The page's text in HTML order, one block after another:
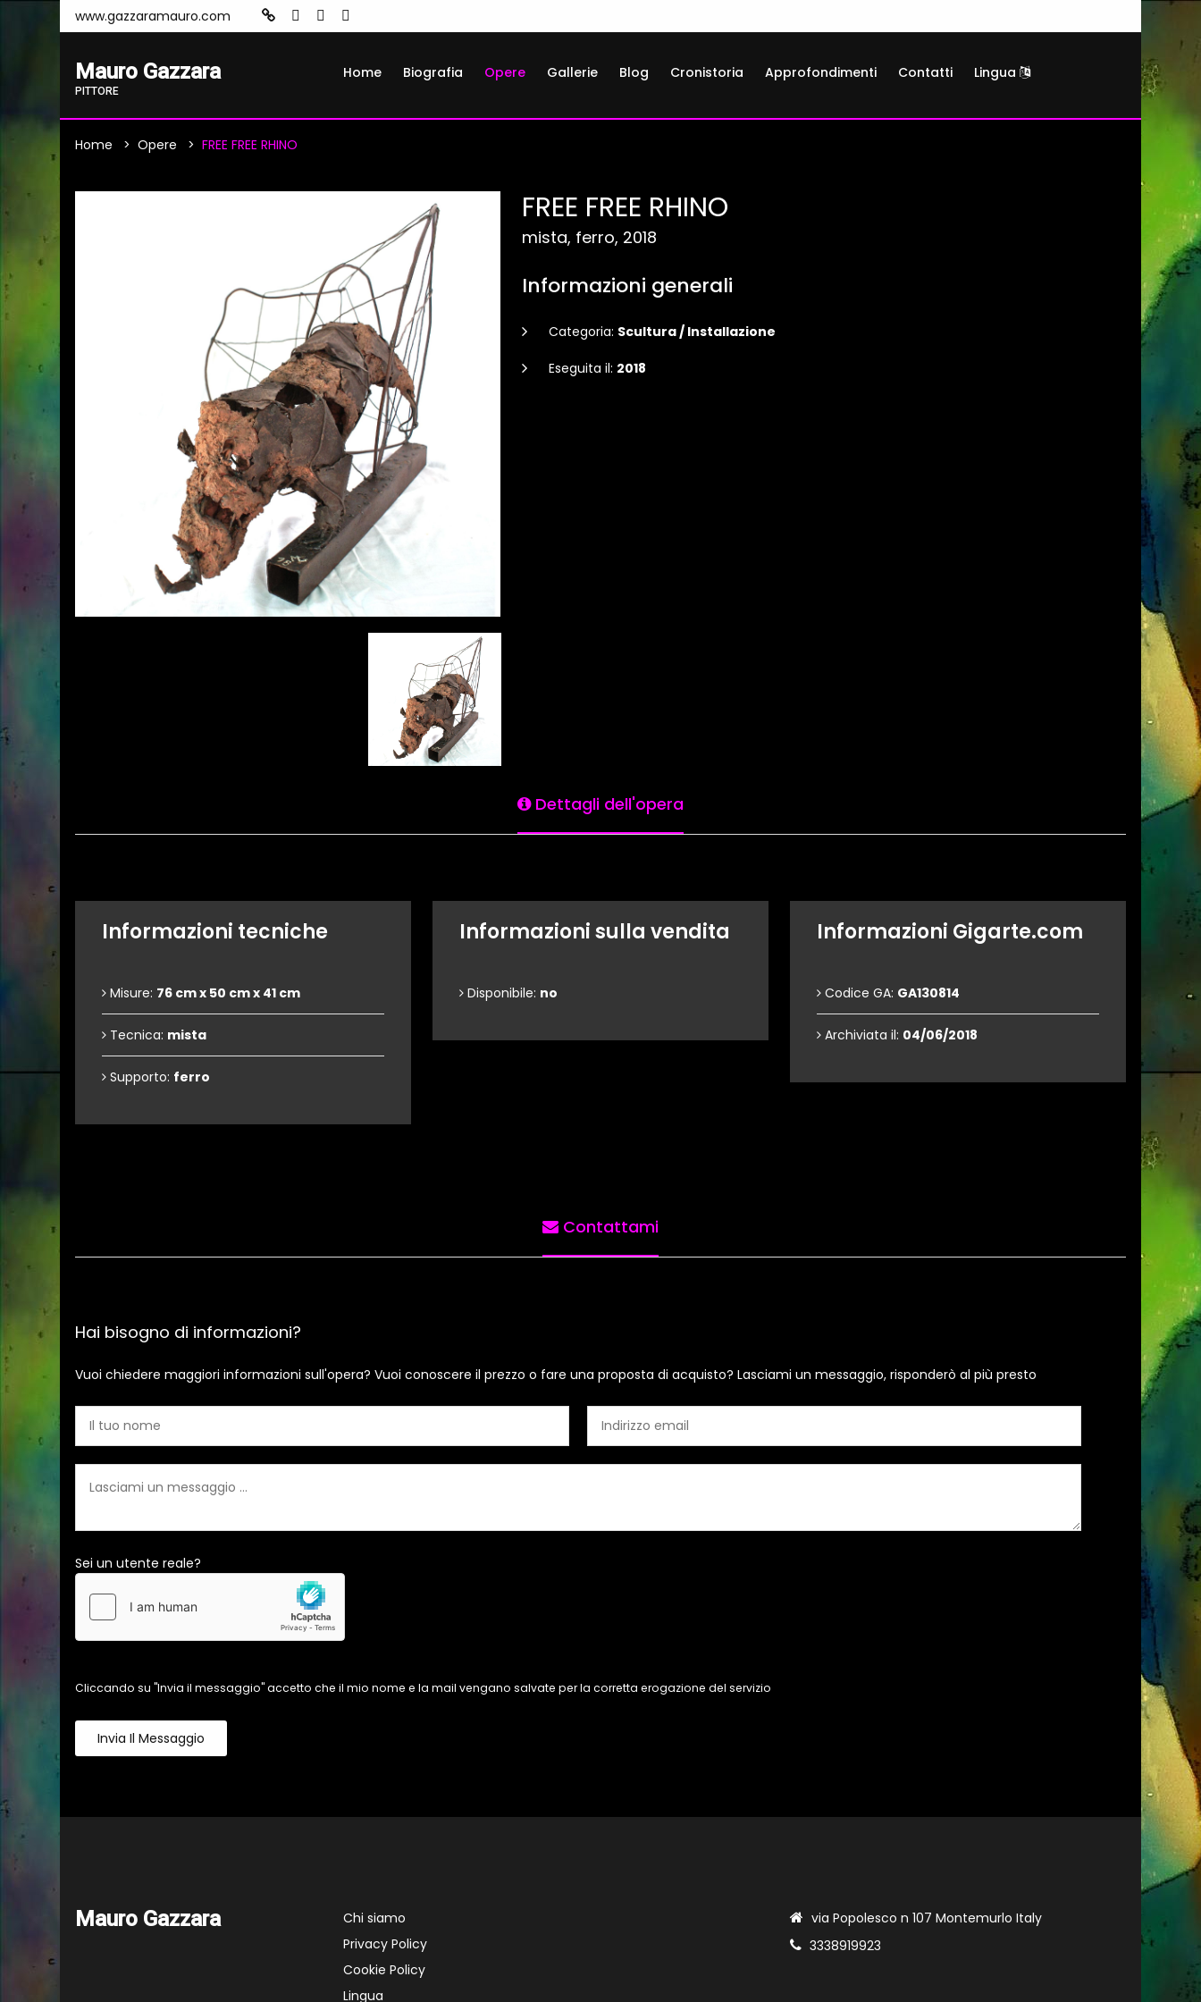
www.gazzaramauro.com
Mauro Gazzara
PITTORE
Home Biografia Opere Gallerie Blog Cronistoria Approfondimenti Contatti Lingua
Home Opere FREE FREE RHINO
FREE FREE RHINO
mista, ferro, 2018
Informazioni generali
Categoria: Scultura / Installazione
Eseguita il: 2018
Dettagli dell'opera
Informazioni tecniche
Misure: 76 cm x 50 cm x 41 cm
Tecnica: mista
Supporto: ferro
Informazioni sulla vendita
Disponibile: no
Informazioni Gigarte.com
Codice GA: GA130814
Archiviata il: 04/06/2018
Contattami
Hai bisogno di informazioni?
Vuoi chiedere maggiori informazioni sull'opera? Vuoi conoscere il prezzo o fare una proposta di acquisto? Lasciami un messaggio, risponderò al più presto
Sei un utente reale?
Cliccando su "Invia il messaggio" accetto che il mio nome e la mail vengano salvate per la corretta erogazione del servizio
Invia Il Messaggio
Mauro Gazzara
Chi siamo
Privacy Policy
Cookie Policy
Lingua
via Popolesco n 107 Montemurlo Italy
3338919923